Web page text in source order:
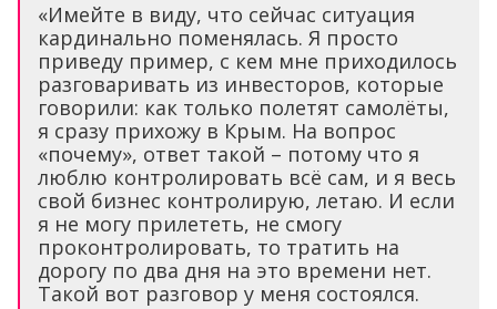
«Имейте в виду, что сейчас ситуация
кардинально поменялась. Я просто
приведу пример, с кем мне приходилось
разговаривать из инвесторов, которые
говорили: как только полетят самолёты,
я сразу прихожу в Крым. На вопрос
«почему», ответ такой – потому что я
люблю контролировать всё сам, и я весь
свой бизнес контролирую, летаю. И если
я не могу прилететь, не смогу
проконтролировать, то тратить на
дорогу по два дня на это времени нет.
Такой вот разговор у меня состоялся.